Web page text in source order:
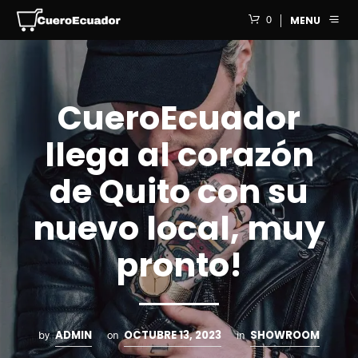
0 MENU
CueroEcuador
llega al corazón
de Quito con su
nuevo local, muy
pronto!
by ADMIN on OCTUBRE 13, 2023 in SHOWROOM